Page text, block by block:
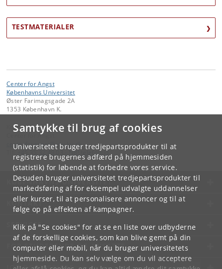
Samtykke til brug af cookies
Universitetet bruger tredjepartsprodukter til at
registrere brugernes adfærd på hjemmesiden
(statistik) for løbende at forbedre vores service.
Desuden bruger universitetet tredjepartsprodukter til
markedsføring af for eksempel udvalgte uddannelser
eller kurser, til at personalisere annoncer og til at
følge op på effekten af kampagner.
Klik på "Se cookies" for at se en liste over udbyderne
af de forskellige cookies, som kan blive gemt på din
computer eller mobil, når du bruger universitetets
hjemmeside. Du kan selv vælge om du vil acceptere
TESTMATERIALER
Center for Angst
Københavns Universitet
Øster Farimagsgade 2A
1353 København K.
Kontakt:
Center for Angst
centerforangst@psy.ku.dk
+45 35 32 49 03 - NB! telefontid
KØBENHAVNS UNIVERSITET
KONTAKT
SERVICES
FOR STUDERENDE OG ANSATTE